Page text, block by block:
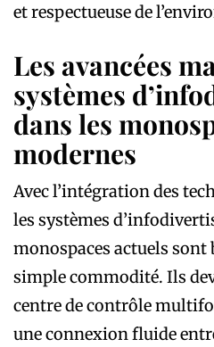
et respectueuse de
Les avancées
systèmes
dans les
modernes
Avec l’intégration des
les systèmes
monospaces actuels sont
simple commodité. Ils
centre de contrôle
une connexion fluide